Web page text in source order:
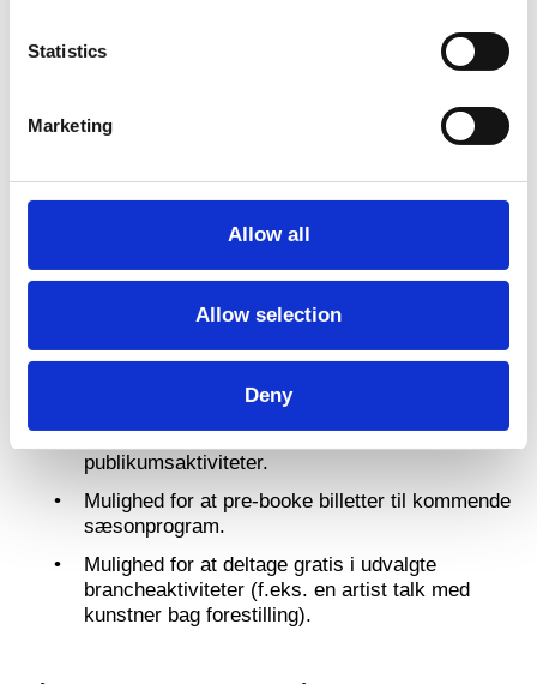
Statistics
Marketing
Allow all
Allow selection
Deny
brancheaktiviteter (f.eks. en artist talk med
kunstner bag forestilling).
Ung/Studerende +1
Er du under 25 år eller studerende, er du ekstra
en ven med til alle forestillinger og aktiviteter for
publikum – helt gratis. Årskortet koster kun 500
Fri entré til dig og din +1 til alle Dansehallernes
publikumsaktiviteter.
Mulighed for at pre-booke billetter til kommende
sæsonprogram.
Mulighed for at deltage gratis i udvalgte
brancheaktiviteter (f.eks. en artist talk med
kunstner bag forestilling).